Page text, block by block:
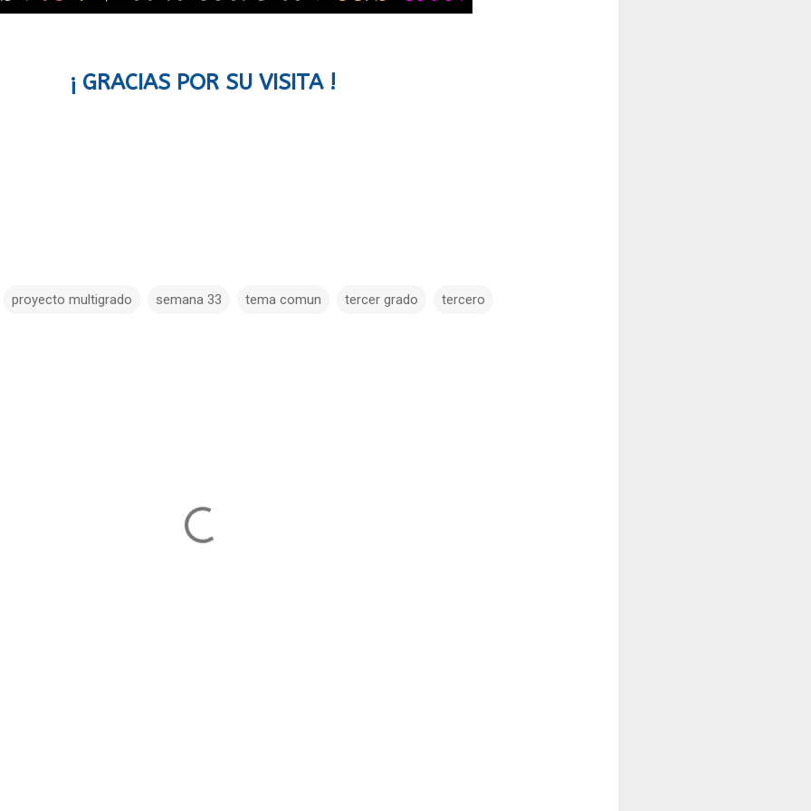
¡ GRACIAS POR SU VISITA !
proyecto multigrado semana 33 tema comun tercer grado tercero